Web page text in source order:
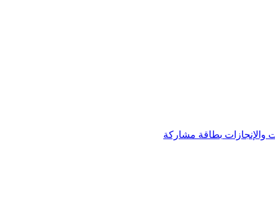
والإنجازات بطاقة مشاركة